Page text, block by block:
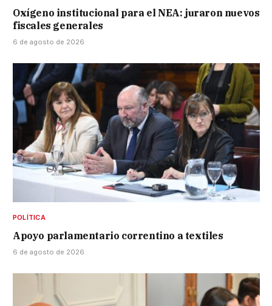
Oxígeno institucional para el NEA: juraron nuevos
fiscales generales
6 de agosto de 2026
POLÍTICA
Apoyo parlamentario correntino a textiles
6 de agosto de 2026